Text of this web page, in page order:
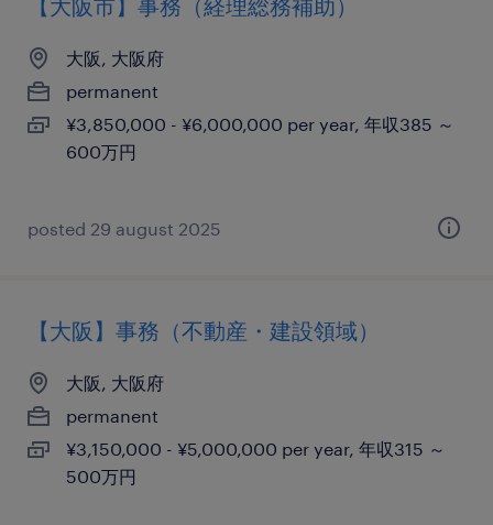
【大阪市】事務（経理総務補助）
大阪, 大阪府
permanent
¥3,850,000 - ¥6,000,000 per year, 年収385 ～
600万円
posted 29 august 2025
【大阪】事務（不動産・建設領域）
大阪, 大阪府
permanent
¥3,150,000 - ¥5,000,000 per year, 年収315 ～
500万円